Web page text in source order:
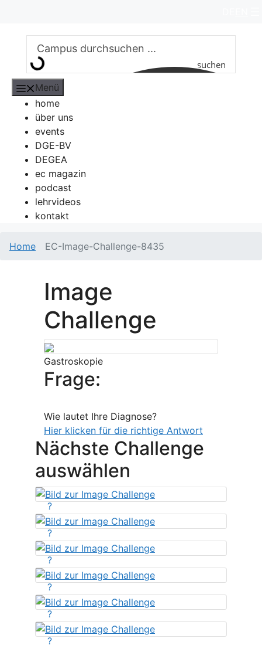
springen
suchen
Menü
home
über uns
events
DGE-BV
DEGEA
ec magazin
podcast
lehrvideos
kontakt
Home EC-Image-Challenge-8435
Image
Challenge
Gastroskopie
Frage:
Wie lautet Ihre Diagnose?
Hier klicken für die richtige Antwort
Nächste Challenge
auswählen
?
?
?
?
?
?